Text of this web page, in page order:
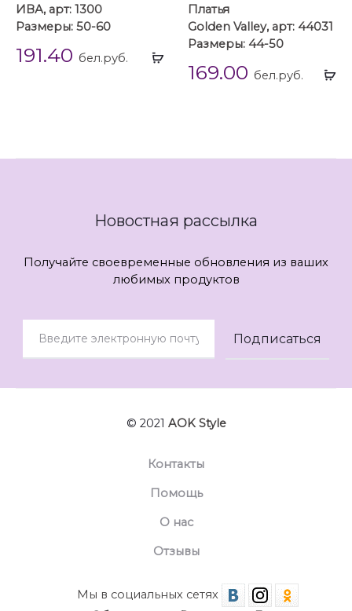
Выбрать
ИВА, арт: 1300
Размеры: 50-60
191.40 бел.руб.
Платья
Golden Valley, арт: 44031
Размеры: 44-50
169.00 бел.руб.
Новостная рассылка
Получайте своевременные обновления из ваших
любимых продуктов
© 2021 AOK Style
Контакты
Помощь
О нас
Отзывы
Мы в социальных сетях